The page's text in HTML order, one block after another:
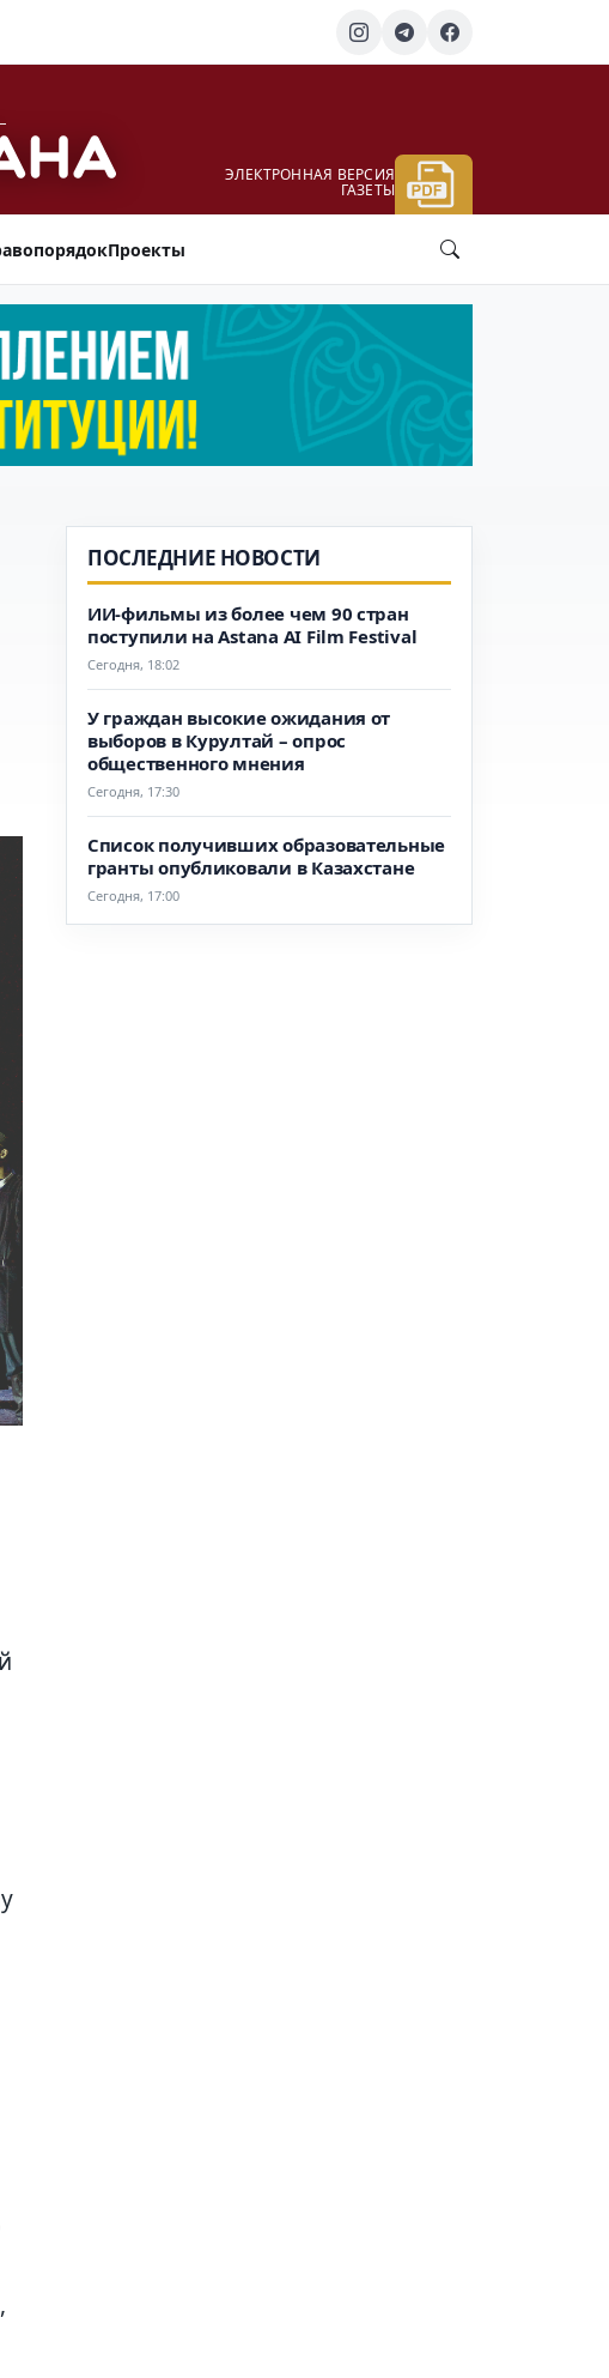
ЭЛЕКТРОННАЯ ВЕРСИЯ
ГАЗЕТЫ
Проекты
ПОСЛЕДНИЕ НОВОСТИ
ИИ-фильмы из более чем 90 стран
поступили на Astana AI Film Festival
Сегодня, 18:02
У граждан высокие ожидания от
выборов в Курултай – опрос
общественного мнения
Сегодня, 17:30
Список получивших образовательные
гранты опубликовали в Казахстане
Сегодня, 17:00